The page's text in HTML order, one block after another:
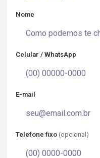
Nome
Celular / WhatsApp
E-mail
Telefone fixo (opcional)